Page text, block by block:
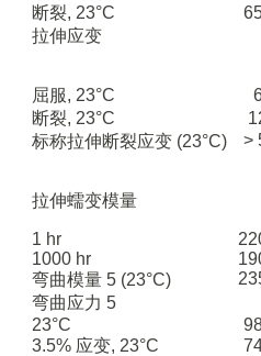
断裂, 23°C
拉伸应变
屈服, 23°C
断裂, 23°C
标称拉伸断裂应变 (23°C) >
拉伸蠕变模量
1 hr
1000 hr
弯曲模量 5 (23°C)
弯曲应力 5
23°C
3.5% 应变, 23°C